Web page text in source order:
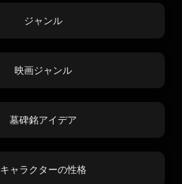
ジャンル
映画ジャンル
墓碑銘アイデア
キャラクターの性格